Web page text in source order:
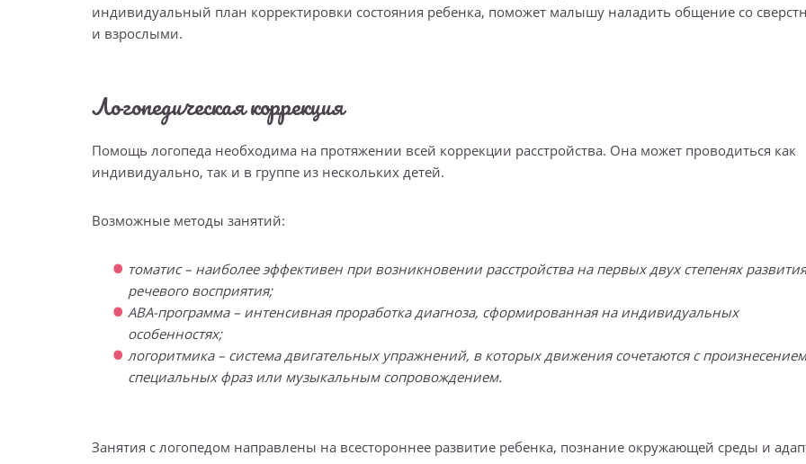
индивидуальный план корректировки состояния ребенка, поможет малышу наладить общение со
и взрослыми.
Логопедическая коррекция
Помощь логопеда необходима на протяжении всей коррекции расстройства. Она может проводиться как
индивидуально, так и в группе из нескольких детей.
Возможные методы занятий:
томатис – наиболее эффективен при возникновении расстройства на первых двух степенях развития
речевого восприятия;
ABA-программа – интенсивная проработка диагноза, сформированная на индивидуальных
особенностях;
логоритмика – система двигательных упражнений, в которых движения сочетаются с произнесением
специальных фраз или музыкальным сопровождением.
Занятия с логопедом направлены на всестороннее развитие ребенка, познание окружающей среды и